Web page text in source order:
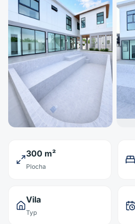
300 m²
Plocha
Vila
Typ